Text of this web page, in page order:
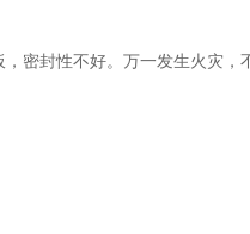
密封性不好。万一发生火灾，